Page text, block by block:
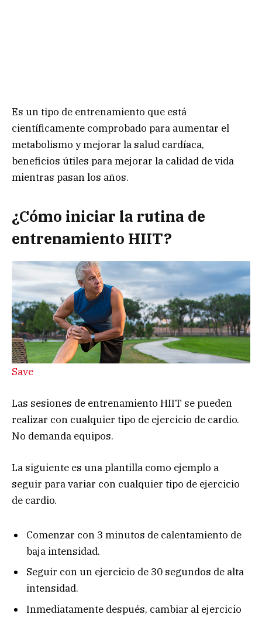
Es un tipo de entrenamiento que está
científicamente comprobado para aumentar el
metabolismo y mejorar la salud cardíaca,
beneficios útiles para mejorar la calidad de vida
mientras pasan los años.
¿Cómo iniciar la rutina de
entrenamiento HIIT?
Save
Las sesiones de entrenamiento HIIT se pueden
realizar con cualquier tipo de ejercicio de cardio.
No demanda equipos.
La siguiente es una plantilla como ejemplo a
seguir para variar con cualquier tipo de ejercicio
de cardio.
Comenzar con 3 minutos de calentamiento de
baja intensidad.
Seguir con un ej​​​​ercicio de 30 segundos de alta
intensidad.
Inmediatamente después, cambiar al ejercicio